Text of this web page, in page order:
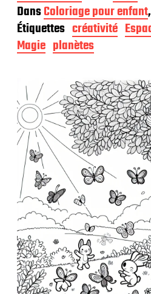
a
t
e
d
e
l
i
c
a
o
n
DansColoriage pour enfant,
Étiquettes créativité
Magie planètes